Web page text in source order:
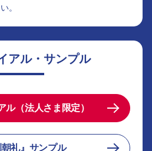
。
アル・サンプル
ル（法人さま限定）
朝礼』サンプル